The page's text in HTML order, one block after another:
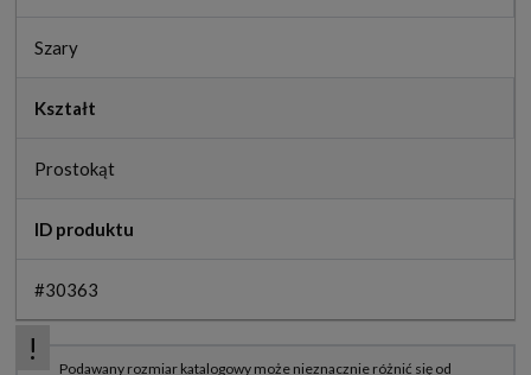
Szary
Kształt
Prostokąt
ID produktu
#30363